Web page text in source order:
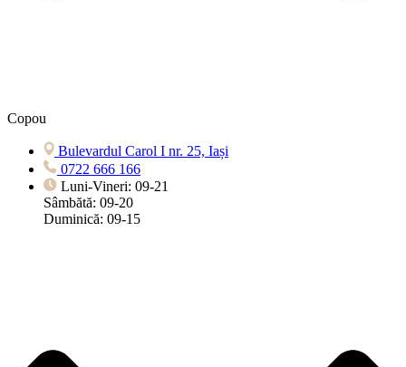
Copou
Bulevardul Carol I nr. 25, Iași
0722 666 166
Luni-Vineri: 09-21
Sâmbătă: 09-20
Duminică: 09-15